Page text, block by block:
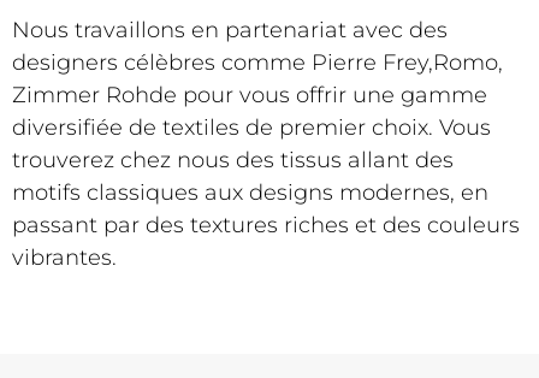
Nous travaillons en partenariat avec des
designers célèbres comme Pierre Frey,Romo,
Zimmer Rohde pour vous offrir une gamme
diversifiée de textiles de premier choix. Vous
trouverez chez nous des tissus allant des
motifs classiques aux designs modernes, en
passant par des textures riches et des couleurs
vibrantes.